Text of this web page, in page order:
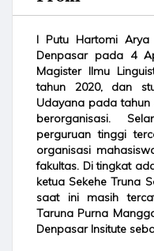
I Putu Hartomi Arya
Denpasar pada 4
Magister Ilmu
tahun 2020, dan
Udayana pada tahun
berorganisasi.
perguruan tinggi
organisasi
fakultas. Di tingkat
ketua Sekehe Truna
saat ini masih
Taruna Purna
Denpasar Insitute